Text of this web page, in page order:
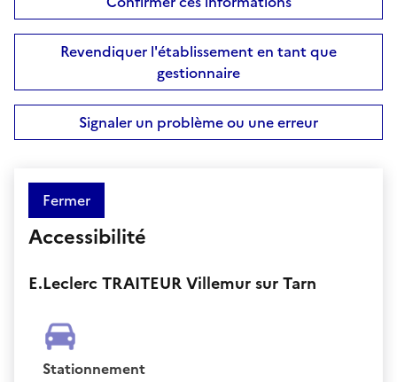
Revendiquer l'établissement en tant que
gestionnaire
Signaler un problème ou une erreur
Fermer
Accessibilité
E.Leclerc TRAITEUR Villemur sur Tarn
Stationnement